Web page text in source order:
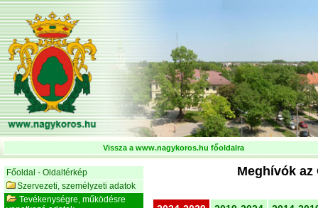
Vissza a www.nagykoros.hu főoldalra
Főoldal - Oldaltérkép
Szervezeti, személyzeti adatok
Tevékenységre, működésre
Meghívók